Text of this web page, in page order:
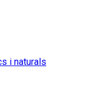
i naturals